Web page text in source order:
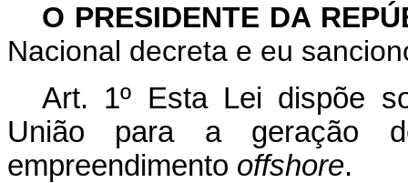
O PRESIDENTE DA
Nacional decreta e eu
Art. 1º Esta Lei dispõe
União para a geração
empreendimento offshore.